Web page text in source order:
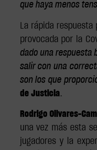
que haya menos
La rápida
provocada por la
dado una respuesta
salir con una
son los que
de Justicia.
Rodrigo Olivares-
una vez más esta
jugadores y la